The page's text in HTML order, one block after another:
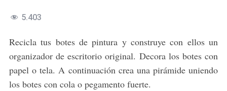
5.403
Recicla tus botes de pintura y construye con ellos un
organizador de escritorio original. Decora los botes con
papel o tela. A continuación crea una pirámide uniendo
los botes con cola o pegamento fuerte.